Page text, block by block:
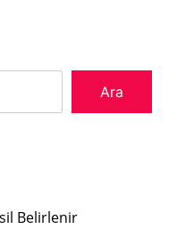
Ara
Belirlenir